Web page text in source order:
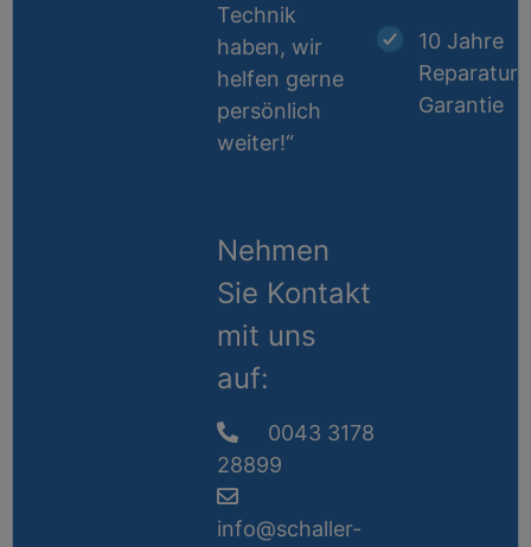
Technik
haben, wir
helfen gerne
persönlich
weiter!“
Nehmen
Sie Kontakt
mit uns
auf:
0043 3178
28899
info@schaller-
10 Jahre
Reparatur-
Garantie